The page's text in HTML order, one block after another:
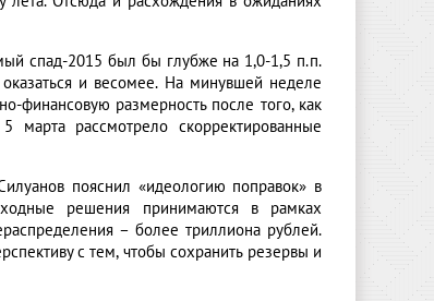
спад-2015 был бы глубже на 1,0-1,5 п.п.
и весомее. На минувшей неделе
финансовую размерность после того, как
рассмотрело скорректированные
пояснил «идеологию поправок» в
решения принимаются в рамках
– более триллиона рублей.
с тем, чтобы сохранить резервы и